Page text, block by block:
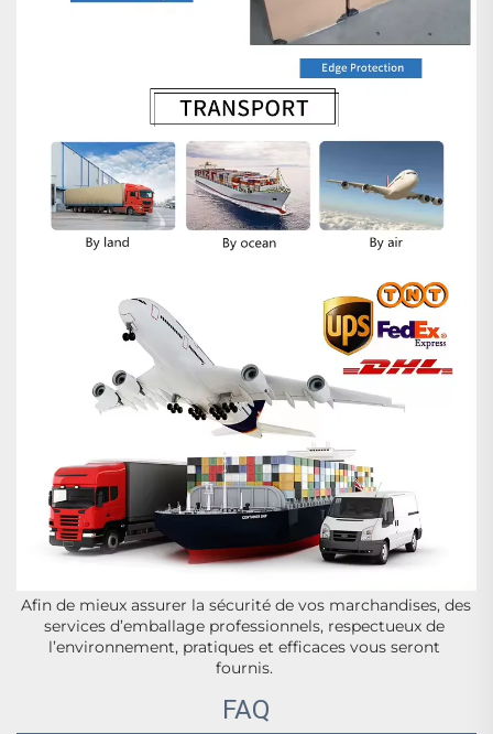
Afin de mieux assurer la sécurité de vos marchandises, des
services d’emballage professionnels, respectueux de
l’environnement, pratiques et efficaces vous seront
fournis.
FAQ